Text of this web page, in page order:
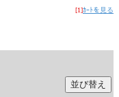
[1]ｶｰﾄを見る